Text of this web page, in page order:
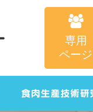
専用
ページ